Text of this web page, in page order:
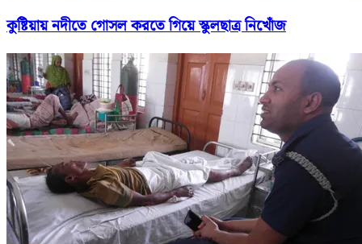
কুষ্টিয়ায় নদীতে গোসল করতে গিয়ে স্কুলছাত্র নিখোঁজ